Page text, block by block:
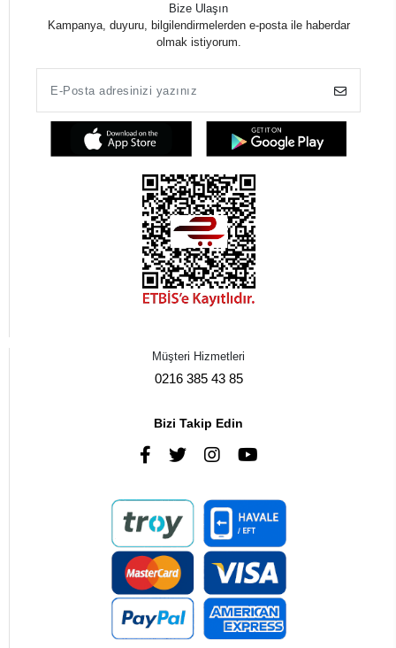
Bize Ulaşın
Kampanya, duyuru, bilgilendirmelerden e-posta ile haberdar
olmak istiyorum.
Müşteri Hizmetleri
0216 385 43 85
Bizi Takip Edin